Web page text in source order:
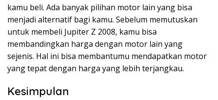
kamu beli. Ada banyak pilihan motor lain yang bisa
menjadi alternatif bagi kamu. Sebelum memutuskan
untuk membeli Jupiter Z 2008, kamu bisa
membandingkan harga dengan motor lain yang
sejenis. Hal ini bisa membantumu mendapatkan motor
yang tepat dengan harga yang lebih terjangkau.
Kesimpulan